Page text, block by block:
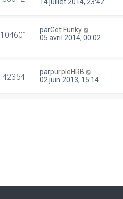
104601 parGet Funky
05 avril 2014, 00:02
42354 parpurpleHRB
02 juin 2013, 15:14